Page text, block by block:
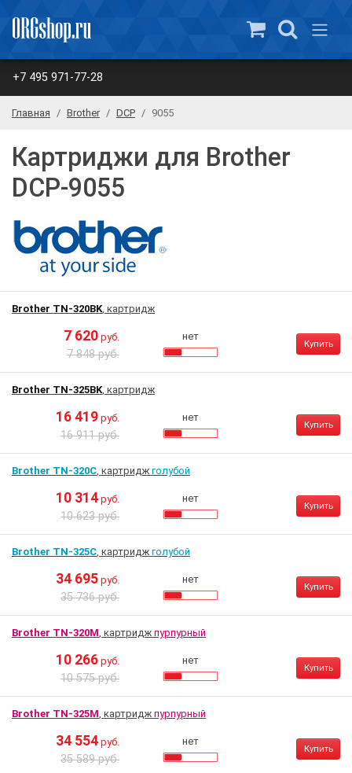
+7 495 971-77-28
Главная Brother DCP 9055
Картриджи для Brother
DCP-9055
Brother TN-320BK, картридж
7 620 руб.
7 848 руб.
нет
Купить
Brother TN-325BK, картридж
16 419 руб.
16 911 руб.
нет
Купить
Brother TN-320C, картридж голубой
10 314 руб.
10 623 руб.
нет
Купить
Brother TN-325C, картридж голубой
34 695 руб.
35 736 руб.
нет
Купить
Brother TN-320M, картридж пурпурный
10 266 руб.
10 575 руб.
нет
Купить
Brother TN-325M, картридж пурпурный
34 554 руб.
35 589 руб.
нет
Купить